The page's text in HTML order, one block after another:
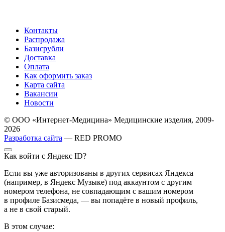
Контакты
Распродажа
Базисрубли
Доставка
Оплата
Как оформить заказ
Карта сайта
Вакансии
Новости
© ООО «Интернет-Медицина» Медицинские изделия, 2009-
2026
Разработка сайта — RED PROMO
Как войти с Яндекс ID?
Если вы уже авторизованы в других сервисах Яндекса
(например, в Яндекс Музыке) под аккаунтом с другим
номером телефона, не совпадающим с вашим номером
в профиле Базисмеда, — вы попадёте в новый профиль,
а не в свой старый.
В этом случае: